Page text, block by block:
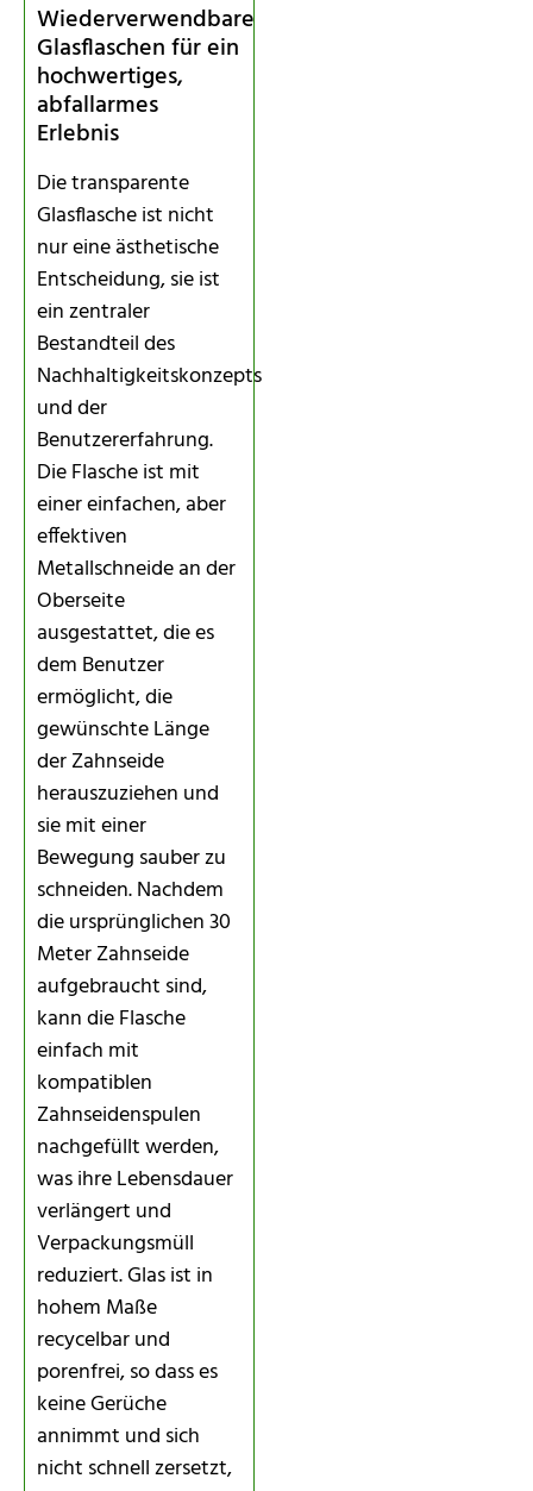
Wiederverwendbare
Glasflaschen für ein
hochwertiges,
abfallarmes
Erlebnis
Die transparente
Glasflasche ist nicht
nur eine ästhetische
Entscheidung, sie ist
ein zentraler
Bestandteil des
Nachhaltigkeitskonzepts
und der
Benutzererfahrung.
Die Flasche ist mit
einer einfachen, aber
effektiven
Metallschneide an der
Oberseite
ausgestattet, die es
dem Benutzer
ermöglicht, die
gewünschte Länge
der Zahnseide
herauszuziehen und
sie mit einer
Bewegung sauber zu
schneiden. Nachdem
die ursprünglichen 30
Meter Zahnseide
aufgebraucht sind,
kann die Flasche
einfach mit
kompatiblen
Zahnseidenspulen
nachgefüllt werden,
was ihre Lebensdauer
verlängert und
Verpackungsmüll
reduziert. Glas ist in
hohem Maße
recycelbar und
porenfrei, so dass es
keine Gerüche
annimmt und sich
nicht schnell zersetzt,